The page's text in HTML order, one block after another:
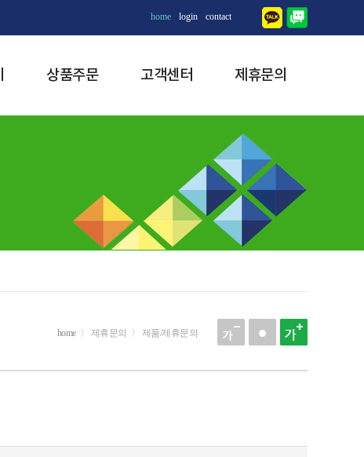
home login contact
상품주문 고객센터 제휴문의
home〉 제휴문의 〉 제품/제휴문의